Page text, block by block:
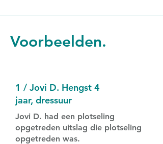
Voorbeelden.
1 / Jovi D. Hengst 4
jaar, dressuur
Jovi D. had een plotseling
opgetreden uitslag die plotseling
opgetreden was.